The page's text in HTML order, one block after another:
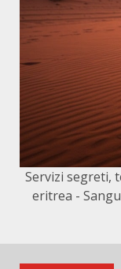
Servizi segreti,
eritrea -